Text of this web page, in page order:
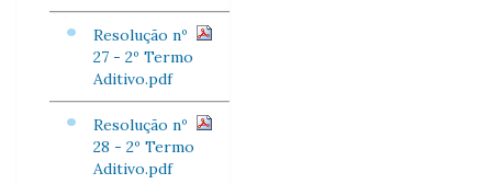
Resolução nº
27 - 2º Termo
Aditivo.pdf
Resolução nº
28 - 2º Termo
Aditivo.pdf